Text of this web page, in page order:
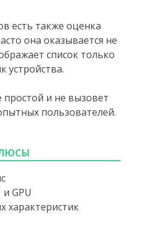
есть также оценка
она оказывается не
список только
устройства.
и не вызовет
пользователей.
GPU
характеристик